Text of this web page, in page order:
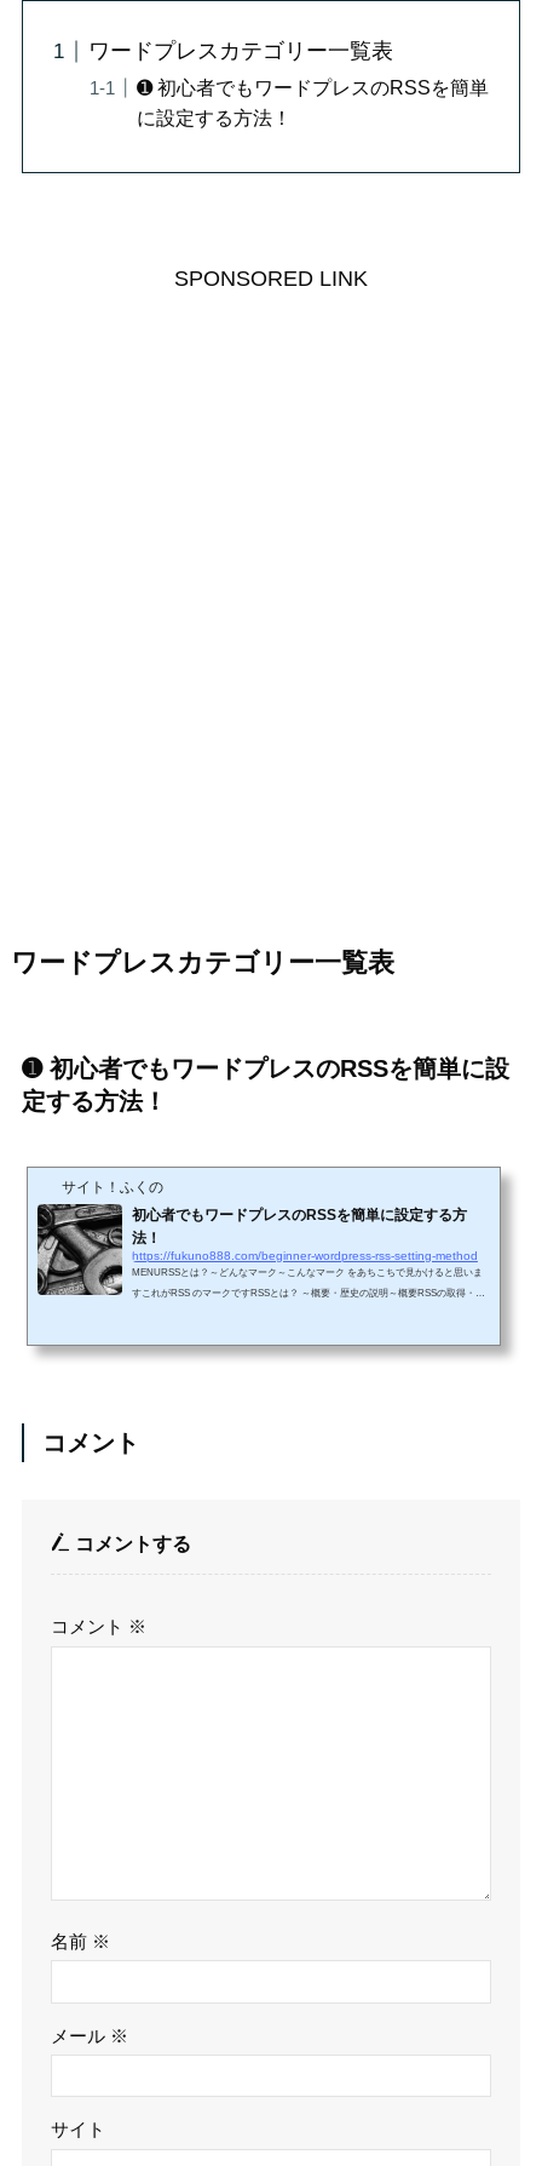
ワードプレスカテゴリー一覧表
➊ 初心者でもワードプレスのRSSを簡単
に設定する方法！
SPONSORED LINK
ワードプレスカテゴリー一覧表
➊ 初心者でもワードプレスのRSSを簡単に設
定する方法！
サイト！ふくの
初心者でもワードプレスのRSSを簡単に設定する方
法！
https://fukuno888.com/beginner-wordpress-rss-setting-method
MENURSSとは？～どんなマーク～こんなマーク をあちこちで見かけると思いま
すこれがRSS のマークですRSSとは？ ～概要・歴史の説明～概要RSSの取得・講
式なので手作業でも可能である。ブログなどでの更新情報、ニュース配信サイトの
コメント
コメントする
コメント ※
名前 ※
メール ※
サイト